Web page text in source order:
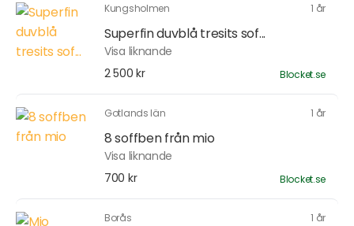
Kungsholmen 1 år
Superfin duvblå tresits sof...
Visa liknande
2 500 kr
Blocket.se
Gotlands län 1 år
8 soffben från mio
Visa liknande
700 kr
Blocket.se
Borås 1 år